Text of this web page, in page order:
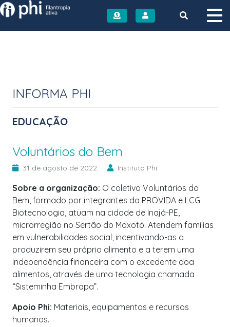
Instituto PHI
INFORMA PHI
EDUCAÇÃO
Voluntários do Bem
31 de agosto de 2022 Instituto Phi
Sobre a organização: O coletivo Voluntários do
Bem, formado por integrantes da PROVIDA e LCG
Biotecnologia, atuam na cidade de Inajá-PE,
microrregião no Sertão do Moxotó. Atendem famílias
em vulnerabilidades social, incentivando-as a
produzirem seu próprio alimento e a terem uma
independência financeira com o excedente doa
alimentos, através de uma tecnologia chamada
“Sisteminha Embrapa”.
Apoio Phi: Materiais, equipamentos e recursos
humanos.